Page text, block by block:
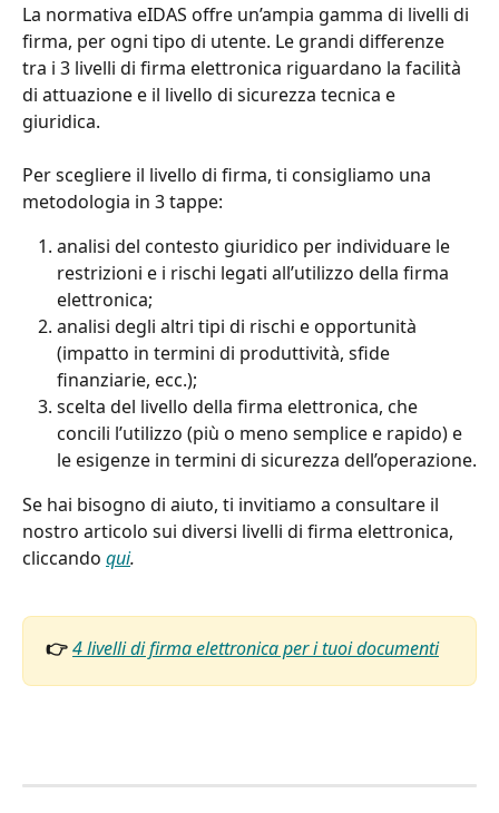
La normativa eIDAS offre un’ampia gamma di livelli di
firma, per ogni tipo di utente. Le grandi differenze
tra i 3 livelli di firma elettronica riguardano la facilità
di attuazione e il livello di sicurezza tecnica e
giuridica.
Per scegliere il livello di firma, ti consigliamo una
metodologia in 3 tappe:
analisi del contesto giuridico per individuare le
restrizioni e i rischi legati all’utilizzo della firma
elettronica;
analisi degli altri tipi di rischi e opportunità
(impatto in termini di produttività, sfide
finanziarie, ecc.);
scelta del livello della firma elettronica, che
concili l’utilizzo (più o meno semplice e rapido) e
le esigenze in termini di sicurezza dell’operazione.
Se hai bisogno di aiuto, ti invitiamo a consultare il
nostro articolo sui diversi livelli di firma elettronica,
cliccando qui.
👉 4 livelli di firma elettronica per i tuoi documenti